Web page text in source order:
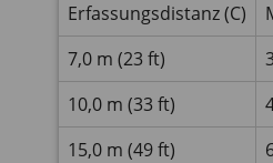
Erfassungsdistanz (C)
7,0 m (23 ft)
10,0 m (33 ft)
15,0 m (49 ft)